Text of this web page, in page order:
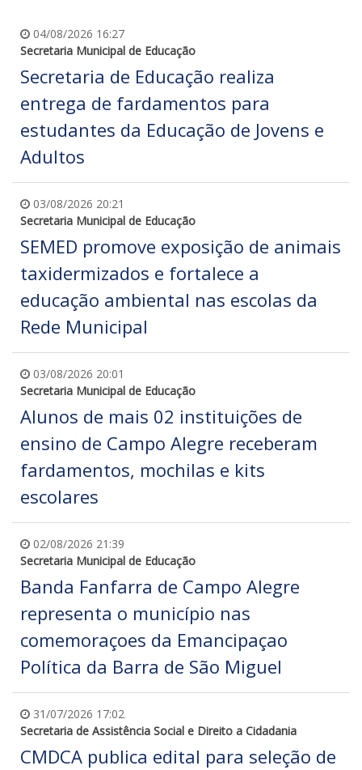
04/08/2026 16:27
Secretaria Municipal de Educação
Secretaria de Educação realiza
entrega de fardamentos para
estudantes da Educação de Jovens e
Adultos
03/08/2026 20:21
Secretaria Municipal de Educação
SEMED promove exposição de animais
taxidermizados e fortalece a
educação ambiental nas escolas da
Rede Municipal
03/08/2026 20:01
Secretaria Municipal de Educação
Alunos de mais 02 instituições de
ensino de Campo Alegre receberam
fardamentos, mochilas e kits
escolares
02/08/2026 21:39
Secretaria Municipal de Educação
Banda Fanfarra de Campo Alegre
representa o município nas
comemoraçoes da Emancipaçao
Política da Barra de São Miguel
31/07/2026 17:02
Secretaria de Assistência Social e Direito a Cidadania
CMDCA publica edital para seleção de